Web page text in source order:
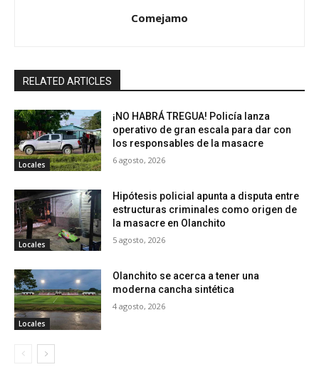
Comejamo
RELATED ARTICLES
Locales
¡NO HABRÁ TREGUA! Policía lanza
operativo de gran escala para dar con
los responsables de la masacre
6 agosto, 2026
Locales
Hipótesis policial apunta a disputa entre
estructuras criminales como origen de
la masacre en Olanchito
5 agosto, 2026
Locales
Olanchito se acerca a tener una
moderna cancha sintética
4 agosto, 2026